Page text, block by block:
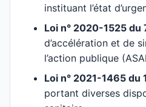
instituant l’état
Loi n° 2020-1525
d’accélération et de
l’action publique
Loi n° 2021-1465 du
portant diverses